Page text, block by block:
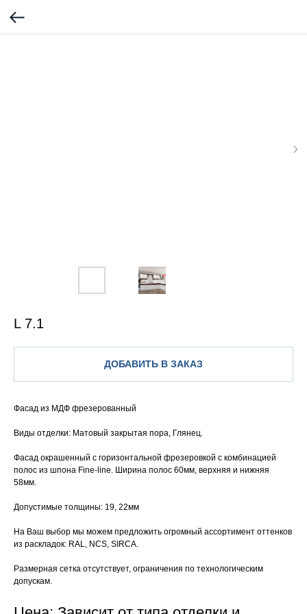
L 7.1
ДОБАВИТЬ В ЗАКАЗ
Фасад из МДФ фрезерованный
Виды отделки: Матовый закрытая пора, Глянец.
Фасад окрашенный с горизонтальной фрезеровкой с комбинацией
полос из шпона Fine-line. Ширина полос 60мм, верхняя и нижняя
58мм.
Допустимые толщины: 19, 22мм
На Ваш выбор мы можем предложить огромный ассортимент оттенков
из раскладок: RAL, NCS, SIRCA.
Размерная сетка отсутствует, ограничения по технологическим
допускам.